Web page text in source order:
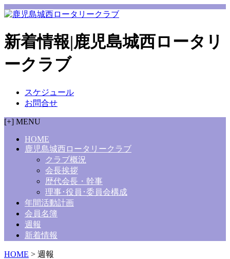
新着情報|鹿児島城西ロータリ
ークラブ
スケジュール
お問合せ
[+] MENU
HOME
鹿児島城西ロータリークラブ
クラブ概況
会長挨拶
歴代会長・幹事
理事･役員･委員会構成
年間活動計画
会員名簿
週報
新着情報
HOME > 週報